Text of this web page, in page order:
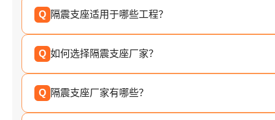
Q 隔震支座适用于哪些工程？
Q 如何选择隔震支座厂家？
Q 隔震支座厂家有哪些？